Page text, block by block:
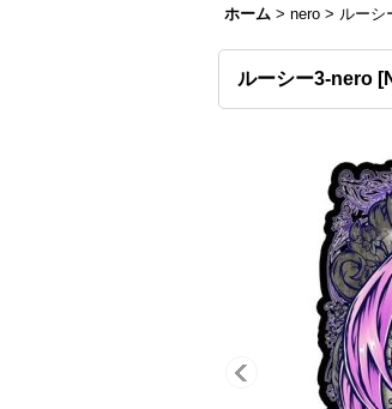
ホーム > nero > ルーシ
ルーシー3-nero [